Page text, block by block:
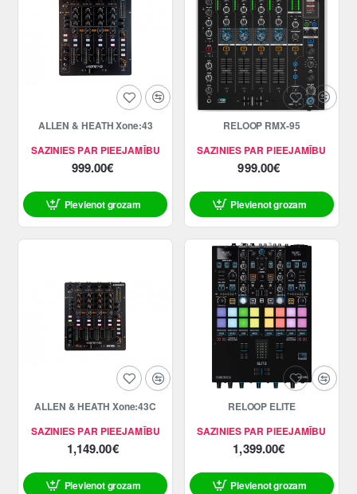
SAZINIES PAR PIEEJAMĪBU
ALLEN & HEATH Xone:43
999.00€
Pievienot grozam
SAZINIES PAR PIEEJAMĪBU
RELOOP RMX-95
999.00€
Pievienot grozam
SAZINIES PAR PIEEJAMĪBU
ALLEN & HEATH Xone:43C
1,149.00€
Pievienot grozam
SAZINIES PAR PIEEJAMĪBU
RELOOP ELITE
1,399.00€
Pievienot grozam